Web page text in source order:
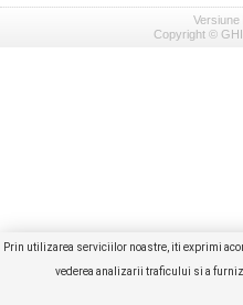
Prin utilizarea serviciilor noastre, iti exprimi
vederea analizarii traficului si a
Versiune
Copyright ©